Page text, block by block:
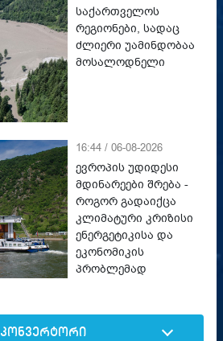
საქართველოს
რეგიონები, სადაც
ძლიერი უამინდობაა
მოსალოდნელი
16:44 / 06-08-2026
ევროპის უდიდესი
მდინარეები შრება -
როგორ გადაიქცა
კლიმატური კრიზისი
ენერგეტიკისა და
ეკონომიკის
პრობლემად
კონვერტორი